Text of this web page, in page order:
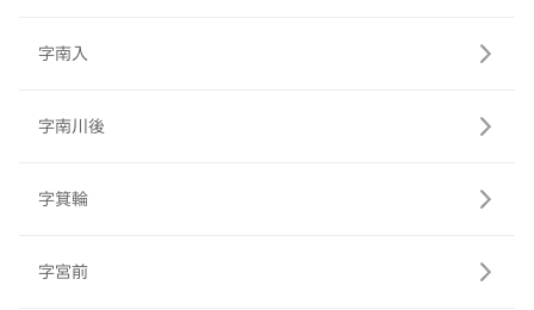
字南入
字南川後
字箕輪
字宮前